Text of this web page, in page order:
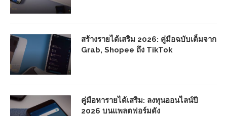
สร้างรายได้เสริม 2026: คู่มือฉบับเต็มจาก
Grab, Shopee ถึง TikTok
คู่มือหารายได้เสริม: ลงทุนออนไลน์ปี
2026 บนแพลตฟอร์มดัง